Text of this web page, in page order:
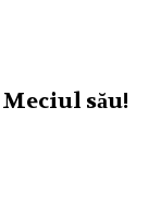
Meciul său!